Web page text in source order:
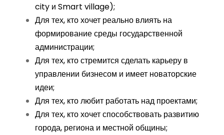
city и Smart village);
Для тех, кто хочет реально влиять на
формирование среды государственной
администрации;
Для тех, кто стремится сделать карьеру в
управлении бизнесом и имеет новаторские
идеи;
Для тех, кто любит работать над проектами;
Для тех, кто хочет способствовать развитию
города, региона и местной общины;